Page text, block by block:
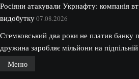
Росіяни атакували Укрнафту: компанія
видобутку07.08.2026
Стемковський два роки не платив банку
дружина заробляє мільйони на підпільній
Меню